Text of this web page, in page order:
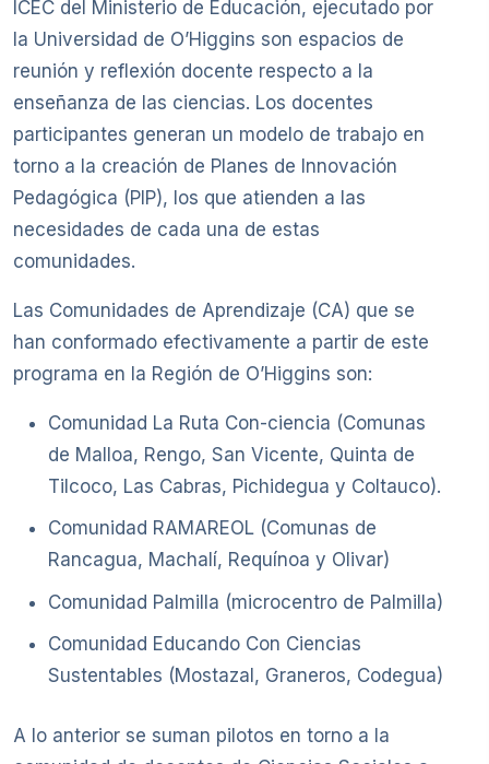
ICEC del Ministerio de Educación, ejecutado por
la Universidad de O’Higgins son espacios de
reunión y reflexión docente respecto a la
enseñanza de las ciencias. Los docentes
participantes generan un modelo de trabajo en
torno a la creación de Planes de Innovación
Pedagógica (PIP), los que atienden a las
necesidades de cada una de estas
comunidades.
Las Comunidades de Aprendizaje (CA) que se
han conformado efectivamente a partir de este
programa en la Región de O’Higgins son:
Comunidad La Ruta Con-ciencia (Comunas
de Malloa, Rengo, San Vicente, Quinta de
Tilcoco, Las Cabras, Pichidegua y Coltauco).
Comunidad RAMAREOL (Comunas de
Rancagua, Machalí, Requínoa y Olivar)
Comunidad Palmilla (microcentro de Palmilla)
Comunidad Educando Con Ciencias
Sustentables (Mostazal, Graneros, Codegua)
A lo anterior se suman pilotos en torno a la